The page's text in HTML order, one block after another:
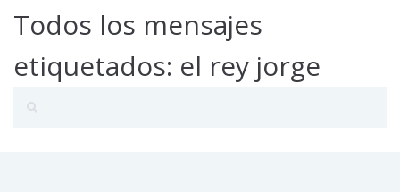
Todos los mensajes
etiquetados: el rey jorge